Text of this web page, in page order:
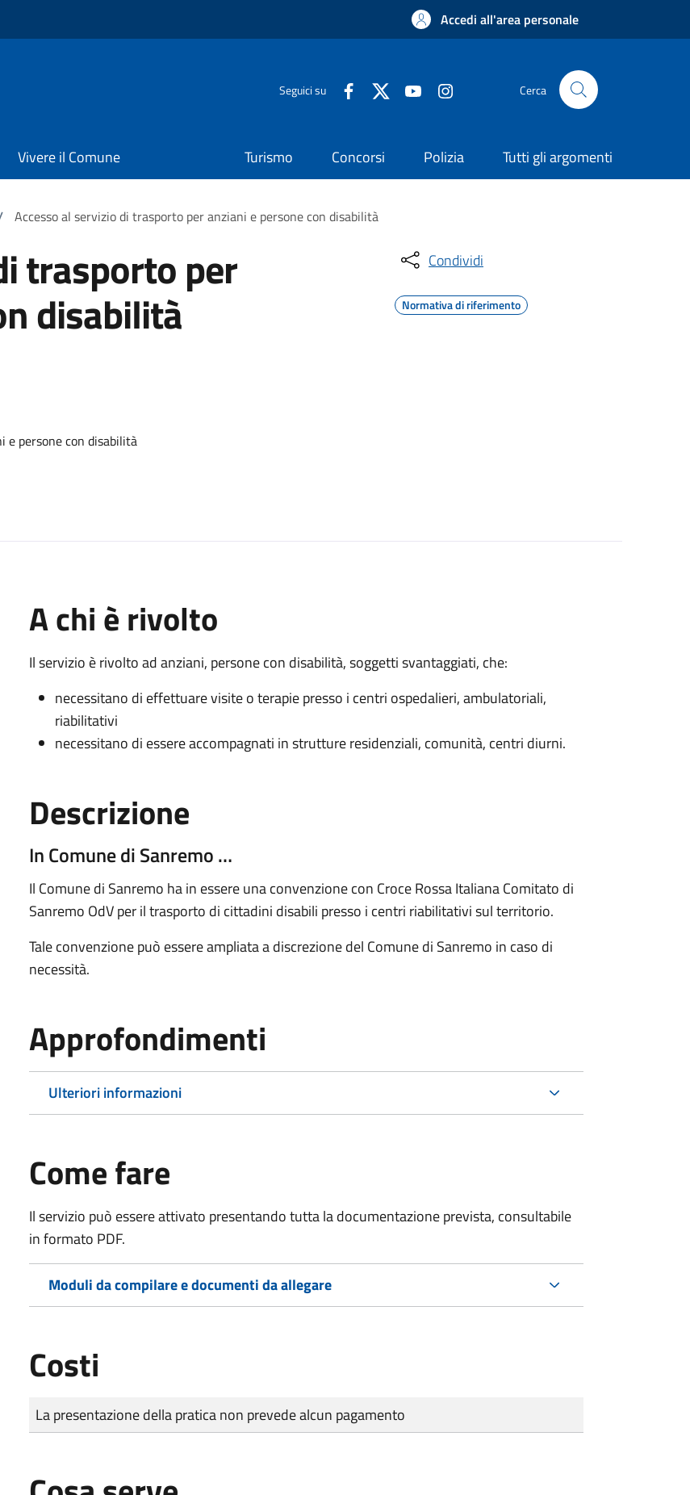
Accedi all'area personale
Seguici su Cerca
Vivere il Comune Turismo Concorsi Polizia Tutti gli argomenti
Accesso al servizio di trasporto per anziani e persone con disabilità
trasporto per
disabilità
e persone con disabilità
Condividi
Normativa di riferimento
A chi è rivolto
Il servizio è rivolto ad anziani, persone con disabilità, soggetti svantaggiati, che:
necessitano di effettuare visite o terapie presso i centri ospedalieri, ambulatoriali,
riabilitativi
necessitano di essere accompagnati in strutture residenziali, comunità, centri diurni.
Descrizione
In Comune di Sanremo …
Il Comune di Sanremo ha in essere una convenzione con Croce Rossa Italiana Comitato di
Sanremo OdV per il trasporto di cittadini disabili presso i centri riabilitativi sul territorio.
Tale convenzione può essere ampliata a discrezione del Comune di Sanremo in caso di
necessità.
Approfondimenti
Ulteriori informazioni
Come fare
Il servizio può essere attivato presentando tutta la documentazione prevista, consultabile
in formato PDF.
Moduli da compilare e documenti da allegare
Costi
Tipo di pagamento
Importo
La presentazione della pratica non prevede alcun pagamento